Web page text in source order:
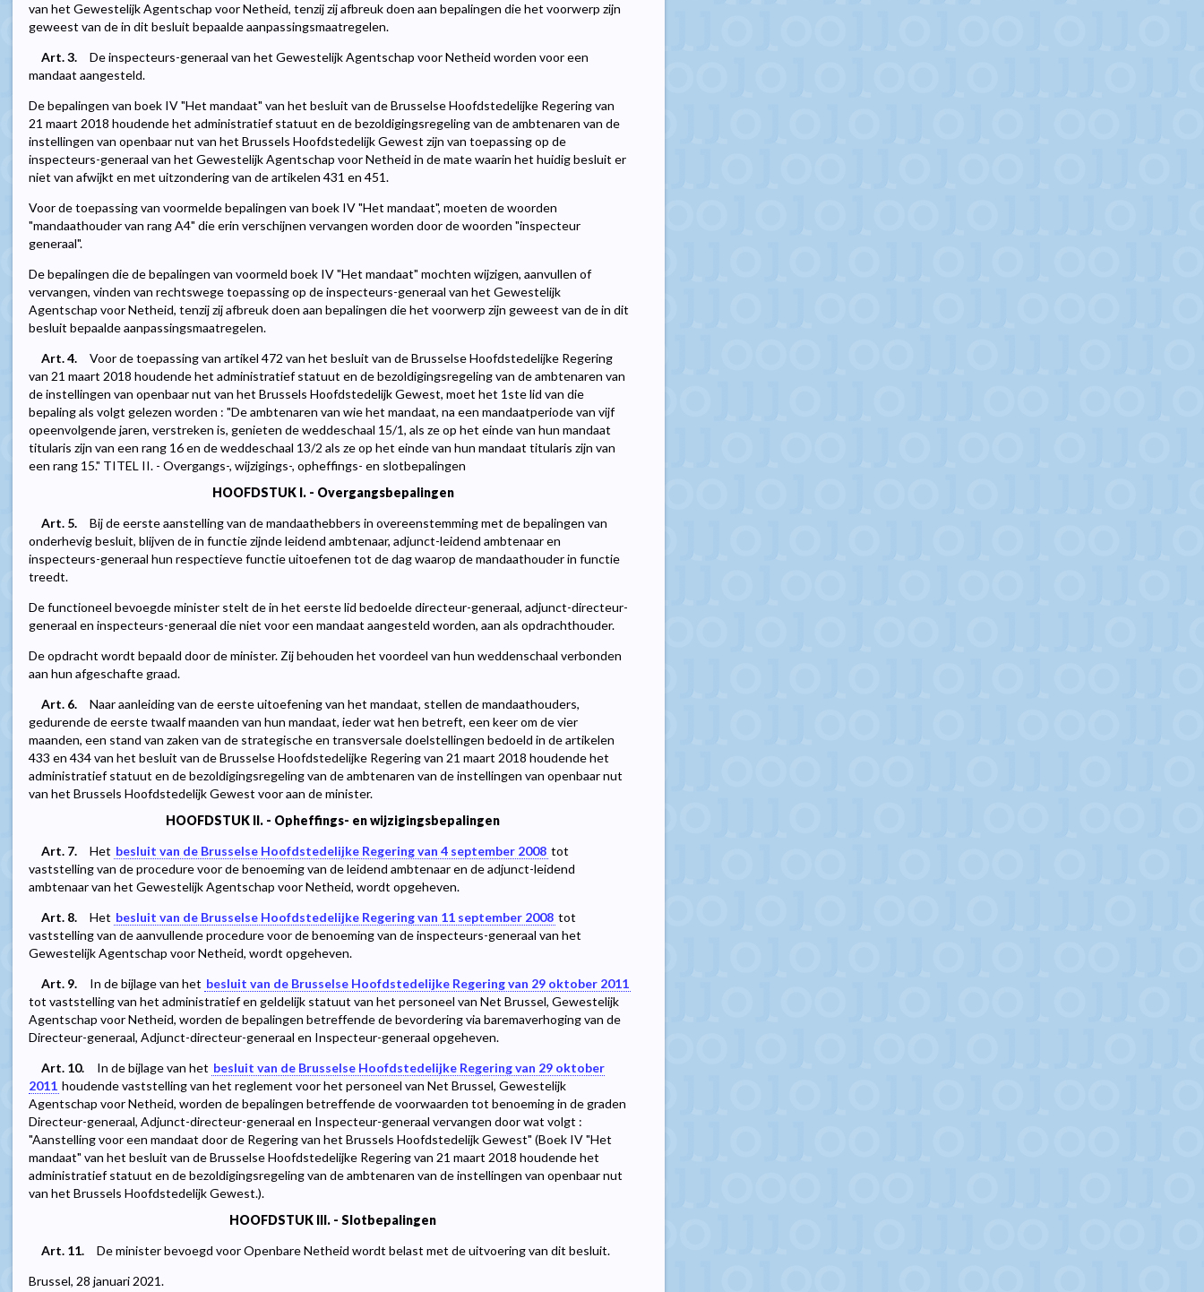
van het Gewestelijk Agentschap voor Netheid, tenzij zij afbreuk doen aan bepalingen die het voorwerp zijn
geweest van de in dit besluit bepaalde aanpassingsmaatregelen.
Art. 3.
De inspecteurs-generaal van het Gewestelijk Agentschap voor Netheid worden voor een
mandaat aangesteld.
De bepalingen van boek IV "Het mandaat" van het besluit van de Brusselse Hoofdstedelijke Regering van
21 maart 2018 houdende het administratief statuut en de bezoldigingsregeling van de ambtenaren van de
instellingen van openbaar nut van het Brussels Hoofdstedelijk Gewest zijn van toepassing op de
inspecteurs-generaal van het Gewestelijk Agentschap voor Netheid in de mate waarin het huidig besluit er
niet van afwijkt en met uitzondering van de artikelen 431 en 451.
Voor de toepassing van voormelde bepalingen van boek IV "Het mandaat", moeten de woorden
"mandaathouder van rang A4" die erin verschijnen vervangen worden door de woorden "inspecteur
generaal".
De bepalingen die de bepalingen van voormeld boek IV "Het mandaat" mochten wijzigen, aanvullen of
vervangen, vinden van rechtswege toepassing op de inspecteurs-generaal van het Gewestelijk
Agentschap voor Netheid, tenzij zij afbreuk doen aan bepalingen die het voorwerp zijn geweest van de in dit
besluit bepaalde aanpassingsmaatregelen.
Art. 4.
Voor de toepassing van artikel 472 van het besluit van de Brusselse Hoofdstedelijke Regering
van 21 maart 2018 houdende het administratief statuut en de bezoldigingsregeling van de ambtenaren van
de instellingen van openbaar nut van het Brussels Hoofdstedelijk Gewest, moet het 1ste lid van die
bepaling als volgt gelezen worden : "De ambtenaren van wie het mandaat, na een mandaatperiode van vijf
opeenvolgende jaren, verstreken is, genieten de weddeschaal 15/1, als ze op het einde van hun mandaat
titularis zijn van een rang 16 en de weddeschaal 13/2 als ze op het einde van hun mandaat titularis zijn van
een rang 15." TITEL II. - Overgangs-, wijzigings-, opheffings- en slotbepalingen
HOOFDSTUK I. - Overgangsbepalingen
Art. 5.
Bij de eerste aanstelling van de mandaathebbers in overeenstemming met de bepalingen van
onderhevig besluit, blijven de in functie zijnde leidend ambtenaar, adjunct-leidend ambtenaar en
inspecteurs-generaal hun respectieve functie uitoefenen tot de dag waarop de mandaathouder in functie
treedt.
De functioneel bevoegde minister stelt de in het eerste lid bedoelde directeur-generaal, adjunct-directeur-
generaal en inspecteurs-generaal die niet voor een mandaat aangesteld worden, aan als opdrachthouder.
De opdracht wordt bepaald door de minister. Zij behouden het voordeel van hun weddenschaal verbonden
aan hun afgeschafte graad.
Art. 6.
Naar aanleiding van de eerste uitoefening van het mandaat, stellen de mandaathouders,
gedurende de eerste twaalf maanden van hun mandaat, ieder wat hen betreft, een keer om de vier
maanden, een stand van zaken van de strategische en transversale doelstellingen bedoeld in de artikelen
433 en 434 van het besluit van de Brusselse Hoofdstedelijke Regering van 21 maart 2018 houdende het
administratief statuut en de bezoldigingsregeling van de ambtenaren van de instellingen van openbaar nut
van het Brussels Hoofdstedelijk Gewest voor aan de minister.
HOOFDSTUK II. - Opheffings- en wijzigingsbepalingen
Art. 7.
Het besluit van de Brusselse Hoofdstedelijke Regering van 4 september 2008 tot
vaststelling van de procedure voor de benoeming van de leidend ambtenaar en de adjunct-leidend
ambtenaar van het Gewestelijk Agentschap voor Netheid, wordt opgeheven.
Art. 8.
Het besluit van de Brusselse Hoofdstedelijke Regering van 11 september 2008 tot
vaststelling van de aanvullende procedure voor de benoeming van de inspecteurs-generaal van het
Gewestelijk Agentschap voor Netheid, wordt opgeheven.
Art. 9.
In de bijlage van het besluit van de Brusselse Hoofdstedelijke Regering van 29 oktober 2011
tot vaststelling van het administratief en geldelijk statuut van het personeel van Net Brussel, Gewestelijk
Agentschap voor Netheid, worden de bepalingen betreffende de bevordering via baremaverhoging van de
Directeur-generaal, Adjunct-directeur-generaal en Inspecteur-generaal opgeheven.
Art. 10.
In de bijlage van het besluit van de Brusselse Hoofdstedelijke Regering van 29 oktober
2011 houdende vaststelling van het reglement voor het personeel van Net Brussel, Gewestelijk
Agentschap voor Netheid, worden de bepalingen betreffende de voorwaarden tot benoeming in de graden
Directeur-generaal, Adjunct-directeur-generaal en Inspecteur-generaal vervangen door wat volgt :
"Aanstelling voor een mandaat door de Regering van het Brussels Hoofdstedelijk Gewest" (Boek IV "Het
mandaat" van het besluit van de Brusselse Hoofdstedelijke Regering van 21 maart 2018 houdende het
administratief statuut en de bezoldigingsregeling van de ambtenaren van de instellingen van openbaar nut
van het Brussels Hoofdstedelijk Gewest.).
HOOFDSTUK III. - Slotbepalingen
Art. 11.
De minister bevoegd voor Openbare Netheid wordt belast met de uitvoering van dit besluit.
Brussel, 28 januari 2021.